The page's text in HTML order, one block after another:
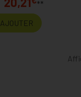
**
AJOUTER